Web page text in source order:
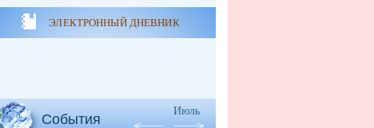
ЭЛЕКТРОННЫЙ ДНЕВНИК
События
Июль